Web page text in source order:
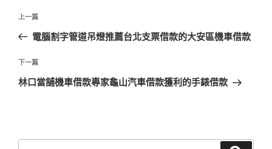
文
導
覽
上
一
文
章
上一篇
電腦割字管道吊燈推薦台北支票借款的大安區機車借款
下
一
下一篇
林口當舖機車借款專家龜山汽車借款獲利的手錶借款